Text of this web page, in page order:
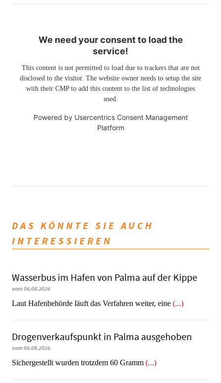
We need your consent to load the
service!
This content is not permitted to load due to trackers that are not
disclosed to the visitor. The website owner needs to setup the site
with their CMP to add this content to the list of technologies
used.
Powered by Usercentrics Consent Management
Platform
DAS KÖNNTE SIE AUCH
INTERESSIEREN
Wasserbus im Hafen von Palma auf der Kippe
vom 06.08.2026
Laut Hafenbehörde läuft das Verfahren weiter, eine (...)
Dro­gen­ver­kaufs­punkt in Palma ausgehoben
vom 06.08.2026
​​​​​​​Sichergestellt wurden trotzdem 60 Gramm (...)